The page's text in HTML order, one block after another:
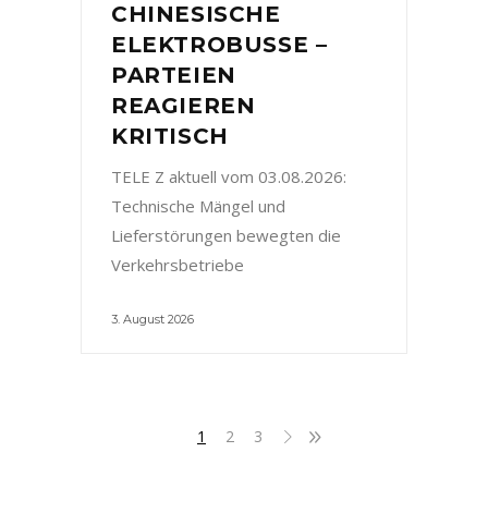
CHINESISCHE
ELEKTROBUSSE –
PARTEIEN
REAGIEREN
KRITISCH
TELE Z aktuell vom 03.08.2026:
Technische Mängel und
Lieferstörungen bewegten die
Verkehrsbetriebe
3. August 2026
1 2 3